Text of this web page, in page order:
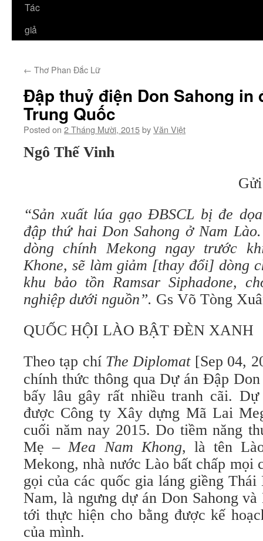
Tác
giả
← Thơ Phan Đắc Lữ
Đập thuỷ điện Don Sahong in
Trung Quốc
Posted on 2 Tháng Mười, 2015byVăn Việt
Ngô Thế Vinh
“Sản xuất lúa gạo ĐBSCL bị đe
đập thứ hai Don Sahong ở Nam
dòng chính Mekong ngay trước
Khone, sẽ làm giảm [thay đổi] dòng
khu bảo tồn Ramsar Siphadone,
nghiệp dưới nguồn”. Gs Võ Tòng
QUỐC HỘI LÀO BẬT ĐÈN XANH
Theo tạp chí The Diplomat [Sep 04,
chính thức thông qua Dự án Đập
bấy lâu gây rất nhiều tranh cãi.
được Công ty Xây dựng Mã Lai
cuối năm nay 2015. Do tiềm năng
Mẹ –Mea Nam Khong, là tên
Mekong, nhà nước Lào bất chấp
gọi của các quốc gia láng giềng
Nam, là ngưng dự án Don Sahong
tới thực hiện cho bằng được kế
của mình.